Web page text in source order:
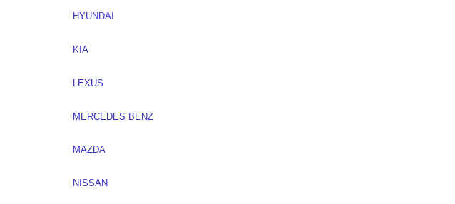
HYUNDAI
KIA
LEXUS
MERCEDES BENZ
MAZDA
NISSAN